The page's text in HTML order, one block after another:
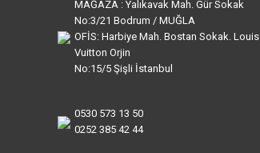
MAĞAZA : Yalıkavak Mah. Gür Sokak
No:3/21 Bodrum / MUĞLA
OFİS: Harbiye Mah. Bostan Sokak. Louis
Vuitton Orjin
No:15/5 Şişli İstanbul
0530 573 13 50
0252 385 42 44